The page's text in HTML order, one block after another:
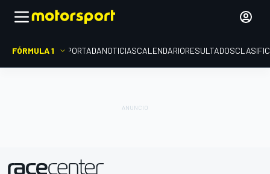
FÓRMULA 1 PORTADANOTICIASCALENDARIORESULTADOS